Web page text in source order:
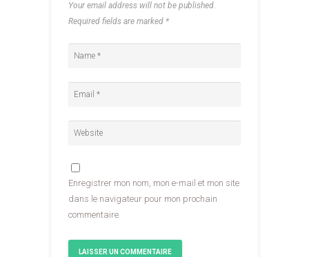
Your email address will not be published.
Required fields are marked *
Enregistrer mon nom, mon e-mail et mon site
dans le navigateur pour mon prochain
commentaire.